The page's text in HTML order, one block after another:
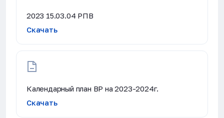
2023 15.03.04 РПВ
Скачать
Календарный план ВР на 2023-2024г.
Скачать